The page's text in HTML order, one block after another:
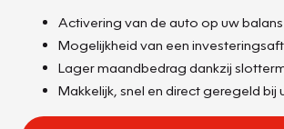
Activering van de auto op uw balans
Mogelijkheid van een
Lager maandbedrag dankzij
Makkelijk, snel en direct geregeld bij